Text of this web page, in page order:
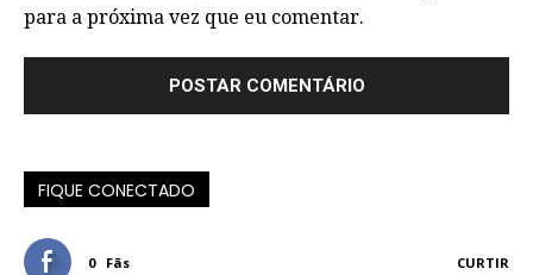
para a próxima vez que eu comentar.
FIQUE CONECTADO
0 Fãs CURTIR